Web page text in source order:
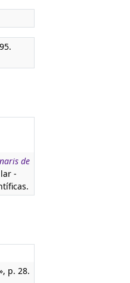
de
-
p. 28.